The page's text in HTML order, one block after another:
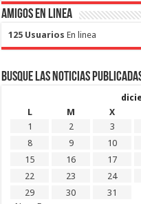
Amigos en Linea
125 Usuarios En linea
Busque las noticias
L
M X
1
2 3
8
9 10
15
16 17
22
23 24
29
30
31